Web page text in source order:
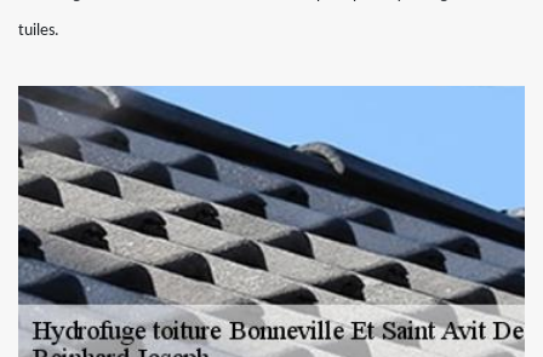
tuiles.